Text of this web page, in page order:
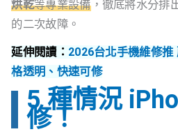
烘乾等專業設備，徹底將水分排
的二次故障。
延伸閱讀： 2026台北手機維修推
格透明、快速可修
5 種情況
修！